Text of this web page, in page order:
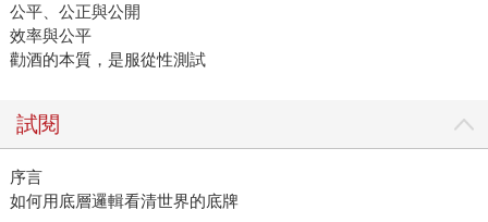
公平、公正與公開
效率與公平
勸酒的本質，是服從性測試
試閱
序言
如何用底層邏輯看清世界的底牌